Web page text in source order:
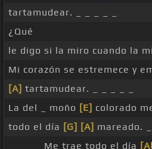
tartamudear. _ _ _ _ _
¿Qué
le digo si la miro cuando la
Mi corazón se estremece y
[A] tartamudear. _ _ _ _ _
La del _ moño [E] colorado
todo el día [G] [A] mareado. _
_ _ _ _ Me trae todo el día